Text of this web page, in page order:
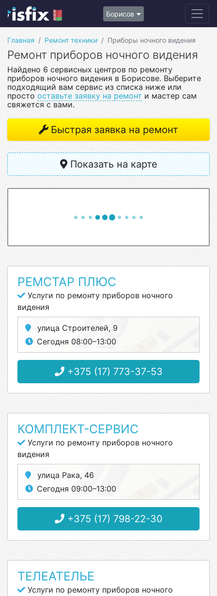
Борисов
Главная Ремонт техники Приборы ночного видения
Ремонт приборов ночного видения
Найдено 6 сервисных центров по ремонту
приборов ночного видения в Борисове. Выберите
подходящий вам сервис из списка ниже или
просто оставьте заявку на ремонт и мастер сам
свяжется с вами.
Быстрая заявка на ремонт
Показать на карте
РЕМСТАР ПЛЮС
Услуги по ремонту приборов ночного
видения
улица Строителей, 9
Сегодня 08:00–13:00
+375 (17) 773-37-53
КОМПЛЕКТ-СЕРВИС
Услуги по ремонту приборов ночного
видения
улица Рака, 46
Сегодня 09:00–13:00
+375 (17) 798-22-30
ТЕЛЕАТЕЛЬЕ
Услуги по ремонту приборов ночного